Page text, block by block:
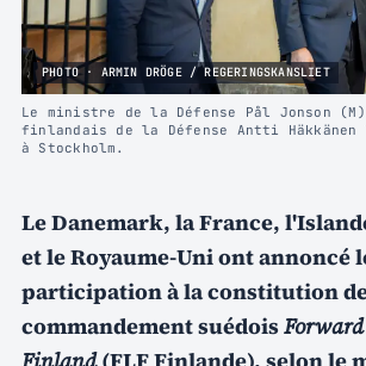
PHOTO · ARMIN DRÖGE / REGERINGSKANSLIET
Le ministre de la Défense Pål Jonson
finlandais de la Défense Antti
à Stockholm.
Le Danemark, la France,
et le Royaume-Uni ont annoncé
participation à la constitution
commandement suédois